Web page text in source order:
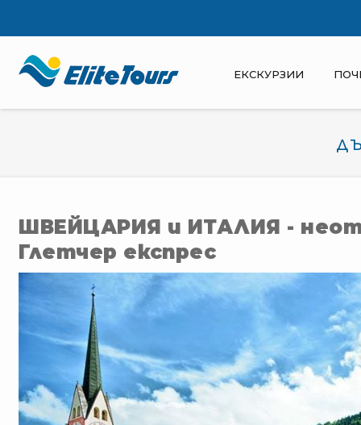
ЕКСКУРЗИИ
ШВЕЙЦАРИЯ и ИТАЛИЯ -
Глетчер експрес